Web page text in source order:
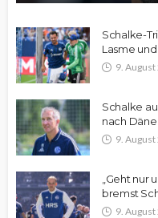
Schalke-
Lasme
9.
Schalke
nach
9.
„Geht nur
bremst
9.